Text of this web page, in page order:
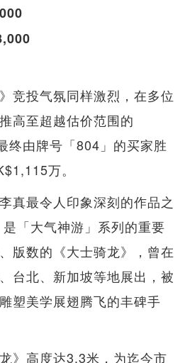
竞投气氛同样激烈，在多位
高至超越估价范围的
终由牌号「804」的买家胜
万。
真最令人印象深刻的作品之
「大气神游」系列的重要
版数的《大士骑龙》，曾在
台北、新加坡等地展出，被
塑美学展翅腾飞的丰碑手
》高度达3.3米，为迄今市